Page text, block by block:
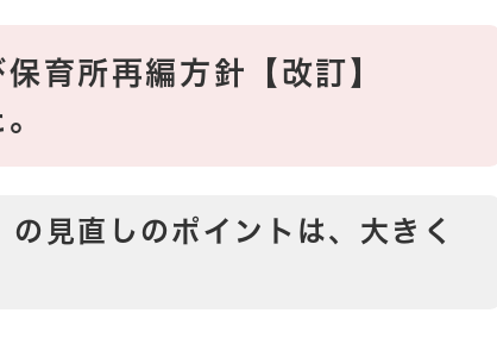
育所再編方針【改訂】
見直しのポイントは、大きく